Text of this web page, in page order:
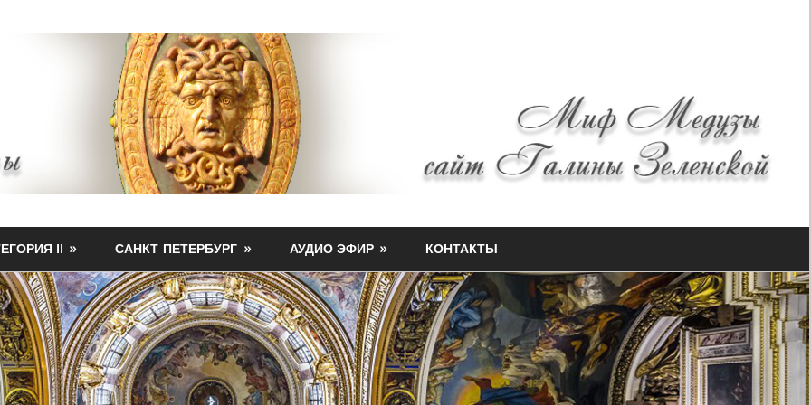
II САНКТ-ПЕТЕРБУРГ АУДИО ЭФИР КОНТАКТЫ